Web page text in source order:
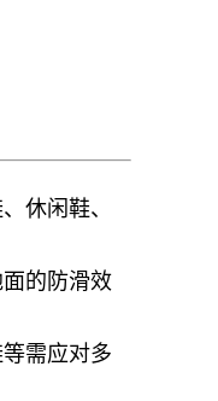
休闲鞋、
的防滑效
需应对多